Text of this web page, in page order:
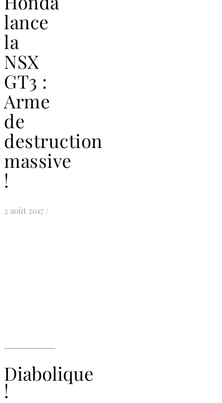
lance
la
NSX
GT3 :
Arme
de
destruction
massive
!
2 août 2017 /
Diabolique
!